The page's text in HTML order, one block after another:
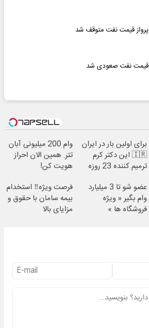
پرواز قیمت نفت متوقف شد
قیمت نفت صعودی شد
برای اولین بار در ایران
🇮🇷 این دکتر کرم
ترمیم کننده 23 روزه
وام 200 میلیونی آبان
تتر. همین الان احراز
هویت کن!
عضو شو تا 3 میلیارد
وام بگیر « ویژه
فروشگاه ها »
فرصت ویژه‼️ استخدام
بیمه سامان با حقوق و
مزایای بالا